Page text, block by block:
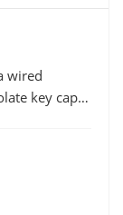
wired
key caps,